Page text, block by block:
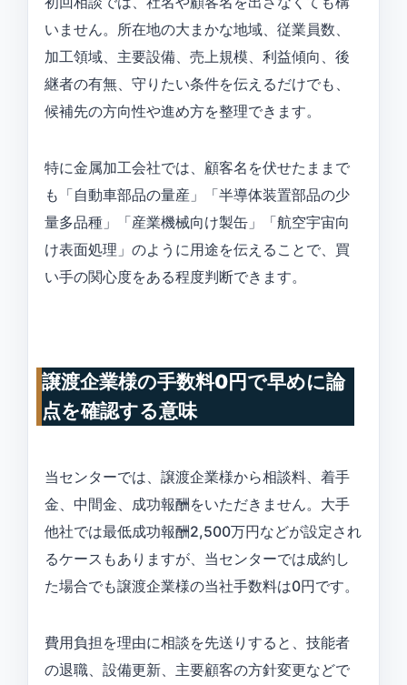
いません。所在地の大まかな地域、従業員数、
加工領域、主要設備、売上規模、利益傾向、後
継者の有無、守りたい条件を伝えるだけでも、
候補先の方向性や進め方を整理できます。
特に金属加工会社では、顧客名を伏せたままで
も「自動車部品の量産」「半導体装置部品の少
量多品種」「産業機械向け製缶」「航空宇宙向
け表面処理」のように用途を伝えることで、買
い手の関心度をある程度判断できます。
譲渡企業様の手数料0円で早めに論
点を確認する意味
当センターでは、譲渡企業様から相談料、着手
金、中間金、成功報酬をいただきません。大手
他社では最低成功報酬2,500万円などが設定され
るケースもありますが、当センターでは成約し
た場合でも譲渡企業様の当社手数料は0円です。
費用負担を理由に相談を先送りすると、技能者
の退職、設備更新、主要顧客の方針変更などで